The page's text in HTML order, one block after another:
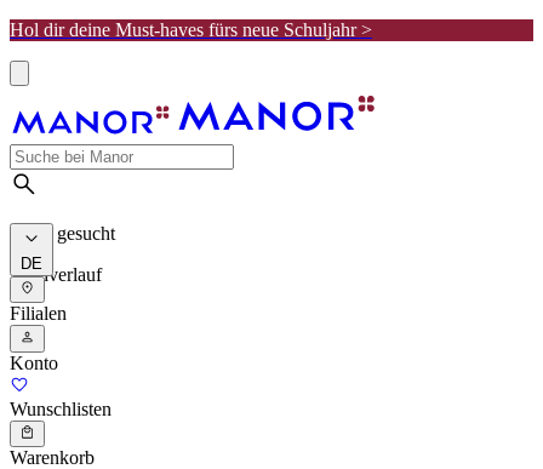
Hol dir deine Must-haves fürs neue Schuljahr >
Meist gesucht
Suchverlauf
DE
Filialen
Konto
Wunschlisten
Warenkorb